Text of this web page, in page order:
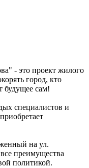
- это проект жилого
город, кто
будущее сам!
специалистов и
на ул.
преимущества
политикой.